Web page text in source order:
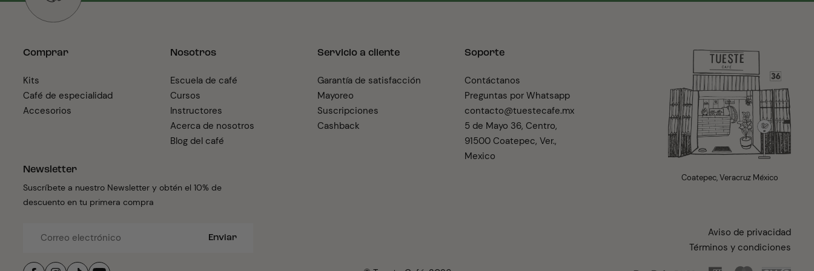
Comprar
Kits
Café de especialidad
Accesorios
Nosotros
Escuela de café
Cursos
Instructores
Acerca de nosotros
Blog del café
Servicio a cliente
Garantía de satisfacción
Mayoreo
Suscripciones
Cashback
Soporte
Contáctanos
Preguntas por Whatsapp
contacto@tuestecafe.mx
5 de Mayo 36, Centro,
91500 Coatepec, Ver.,
Mexico
Newsletter
Suscríbete a nuestro Newsletter y obtén el 10% de
descuento en tu primera compra
Enviar
Coatepec, Veracruz México
Aviso de privacidad
Términos y condiciones